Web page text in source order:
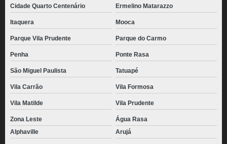
Cidade Quarto Centenário Ermelino Matarazzo
Itaquera Mooca
Parque Vila Prudente Parque do Carmo
Penha Ponte Rasa
São Miguel Paulista Tatuapé
Vila Carrão Vila Formosa
Vila Matilde Vila Prudente
Zona Leste
Água Rasa
Alphaville
Arujá